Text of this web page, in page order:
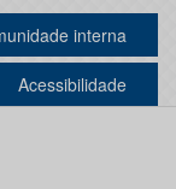
interna
Acessibilidade